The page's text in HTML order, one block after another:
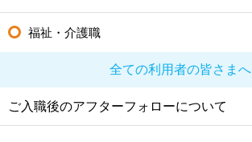
福祉・介護職
全ての利用者の皆さまへ
ご入職後のアフターフォローについて